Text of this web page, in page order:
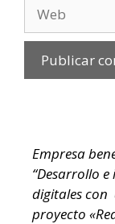
Empresa
“Desarrollo
digitales con
proyecto